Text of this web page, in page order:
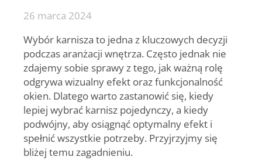
26 marca 2024
Wybór karnisza to jedna z kluczowych decyzji
podczas aranżacji wnętrza. Często jednak nie
zdajemy sobie sprawy z tego, jak ważną rolę
odgrywa wizualny efekt oraz funkcjonalność
okien. Dlatego warto zastanowić się, kiedy
lepiej wybrać karnisz pojedynczy, a kiedy
podwójny, aby osiągnąć optymalny efekt i
spełnić wszystkie potrzeby. Przyjrzyjmy się
bliżej temu zagadnieniu.